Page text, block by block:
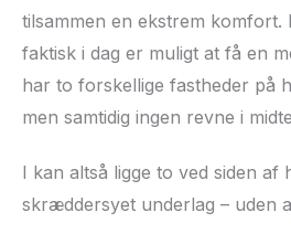
tilsammen en ekstrem
faktisk i dag er muligt at få en
har to forskellige fastheder på
men samtidig ingen revne i
I kan altså ligge to ved siden af
skræddersyet underlag – uden